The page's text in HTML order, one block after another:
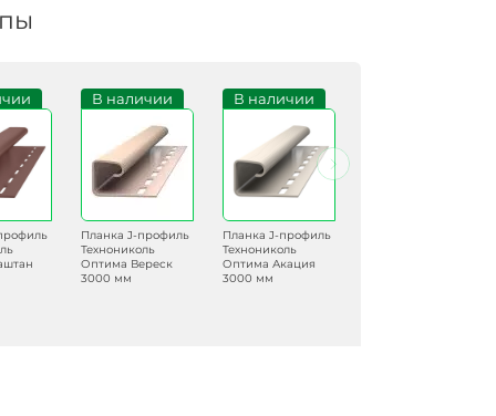
В наличии
Планка J-профиль
Технониколь
Оптима Вереск
3000 мм
В наличии
Планка J-профиль
Технониколь
Оптима Акация
3000 мм